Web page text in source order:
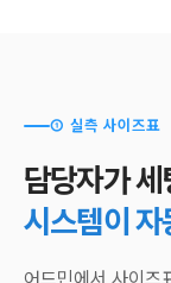
① 실측 사이즈표
담당자가
시스템이